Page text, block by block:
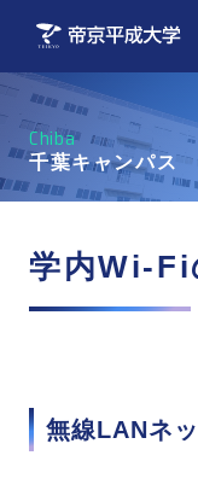
Chiba
千葉キャンパス
学内Wi-Fi
無線LANネ